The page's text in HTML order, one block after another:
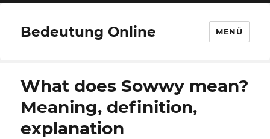
Bedeutung Online MENÜ
What does Sowwy mean?
Meaning, definition,
explanation